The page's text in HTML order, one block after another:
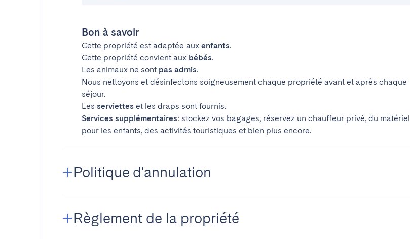
Bon à savoir
Cette propriété est adaptée aux enfants.
Cette propriété convient aux bébés.
Les animaux ne sont pas admis.
Nous nettoyons et désinfectons soigneusement chaque propriété avant et après chaque
séjour.
Les serviettes et les draps sont fournis.
Services supplémentaires: stockez vos bagages, réservez un chauffeur privé, du matériel
pour les enfants, des activités touristiques et bien plus encore.
Politique d'annulation
Règlement de la propriété